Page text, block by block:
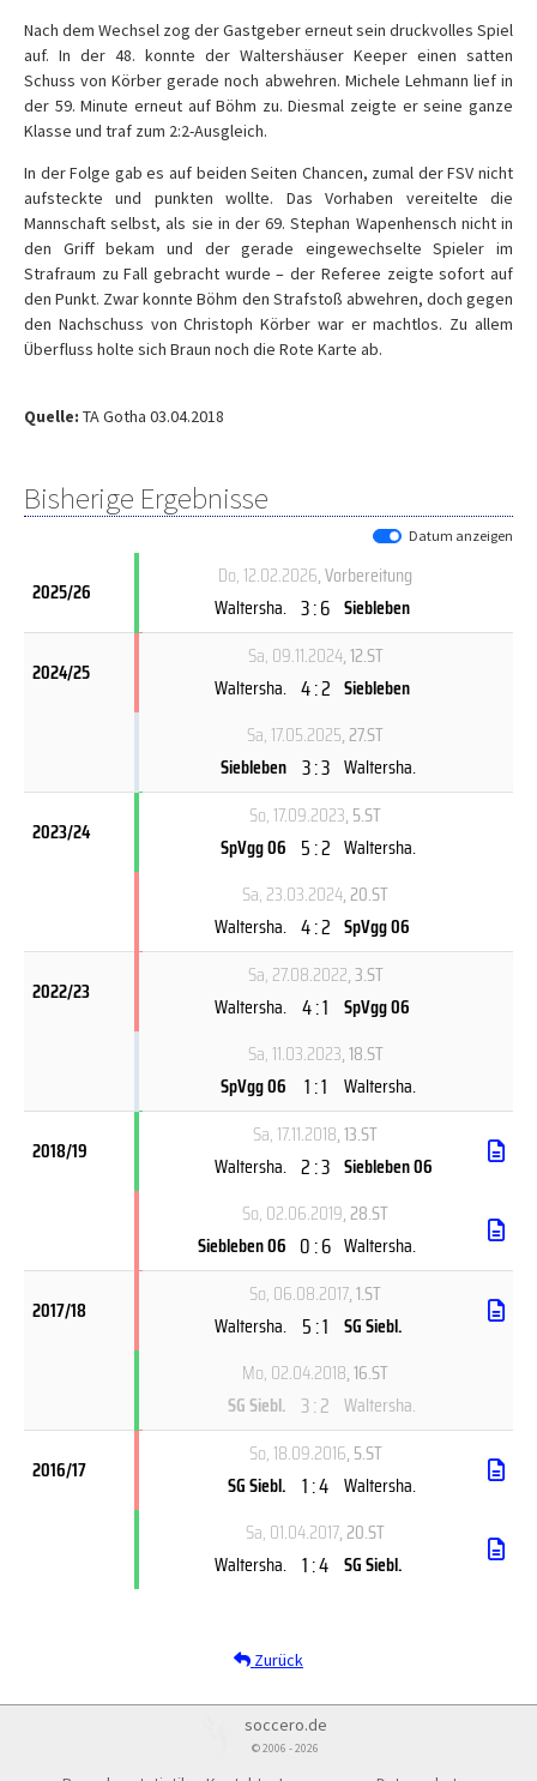
Nach dem Wechsel zog der Gastgeber erneut sein druckvolles Spiel
auf. In der 48. konnte der Waltershäuser Keeper einen satten
Schuss von Körber gerade noch abwehren. Michele Lehmann lief in
der 59. Minute erneut auf Böhm zu. Diesmal zeigte er seine ganze
Klasse und traf zum 2:2-Ausgleich.
In der Folge gab es auf beiden Seiten Chancen, zumal der FSV nicht
aufsteckte und punkten wollte. Das Vorhaben vereitelte die
Mannschaft selbst, als sie in der 69. Stephan Wapenhensch nicht in
den Griff bekam und der gerade eingewechselte Spieler im
Strafraum zu Fall gebracht wurde – der Referee zeigte sofort auf
den Punkt. Zwar konnte Böhm den Strafstoß abwehren, doch gegen
den Nachschuss von Christoph Körber war er machtlos. Zu allem
Überfluss holte sich Braun noch die Rote Karte ab.
Quelle: TA Gotha 03.04.2018
Bisherige Ergebnisse
Datum anzeigen
2025/26
Do, 12.02.2026, Vorbereitung
Waltersha. 3 : 6 Siebleben
2024/25
Sa, 09.11.2024, 12.ST
Waltersha. 4 : 2 Siebleben
Sa, 17.05.2025, 27.ST
Siebleben 3 : 3 Waltersha.
2023/24
So, 17.09.2023, 5.ST
SpVgg 06 5 : 2 Waltersha.
Sa, 23.03.2024, 20.ST
Waltersha. 4 : 2 SpVgg 06
2022/23
Sa, 27.08.2022, 3.ST
Waltersha. 4 : 1 SpVgg 06
Sa, 11.03.2023, 18.ST
SpVgg 06
1 : 1 Waltersha.
2018/19
Sa, 17.11.2018, 13.ST
Waltersha. 2 : 3 Siebleben 06
So, 02.06.2019, 28.ST
Siebleben 06 0 : 6 Waltersha.
2017/18
So, 06.08.2017, 1.ST
Waltersha. 5 : 1 SG Siebl.
Mo, 02.04.2018, 16.ST
SG Siebl. 3 : 2 Waltersha.
2016/17
So, 18.09.2016, 5.ST
SG Siebl. 1 : 4 Waltersha.
Sa, 01.04.2017, 20.ST
Waltersha. 1 : 4 SG Siebl.
Zurück
soccero.de
© 2006 - 2026